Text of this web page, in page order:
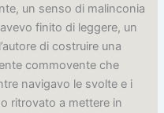
un senso di malinconia
finito di leggere, un
di costruire una
commovente che
navigavo le svolte e i
ritrovato a mettere in